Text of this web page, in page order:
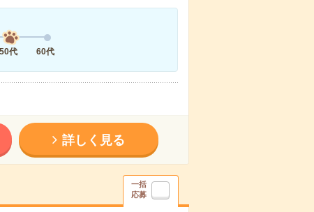
50代 60代
詳しく見る
一括
応募